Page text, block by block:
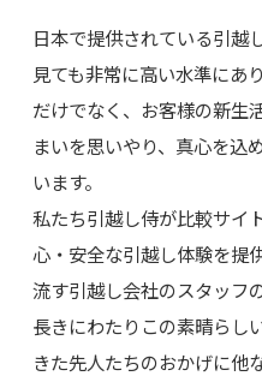
日本で提供されている引越
見ても非常に高い水準にあ
だけでなく、お客様の新生
まいを思いやり、真心を込
います。
私たち引越し侍が比較サイ
心・安全な引越し体験を提
流す引越し会社のスタッフ
長きにわたりこの素晴らし
きた先人たちのおかげに他